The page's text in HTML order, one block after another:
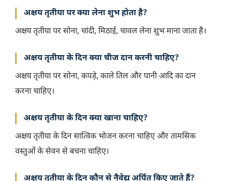
अक्षय तृतीया पर क्या लेना शुभ होता है?
अक्षय तृतीया पर सोना, चांदी, मिठाई, चावल लेना शुभ माना जाता है।
अक्षय तृतीया के दिन क्या चीज दान करनी चाहिए?
अक्षय तृतीया पर सोना, कपड़े, काले तिल और पानी आदि का दान
करना चाहिए।
अक्षय तृतीया के दिन क्या खाना चाहिए?
अक्षय तृतीया के दिन सात्विक भोजन करना चाहिए और तामसिक
वस्तुओं के सेवन से बचना चाहिए।
अक्षय तृतीया के दिन कौन से नैवेद्य अर्पित किए जाते हैं?